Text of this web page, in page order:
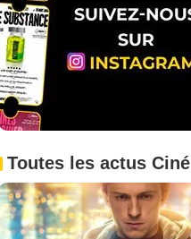
Toutes les actus Ciné